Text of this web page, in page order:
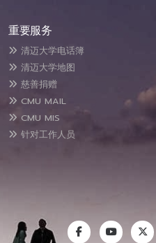
重要服务
清迈大学电话簿
清迈大学地图
慈善捐赠
CMU MAIL
CMU MIS
针对工作人员